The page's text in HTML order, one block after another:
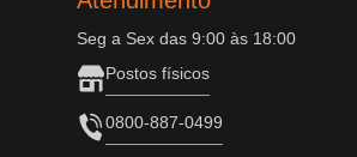
Seg a Sex das 9:00 às 18:00
Postos físicos
0800-887-0499